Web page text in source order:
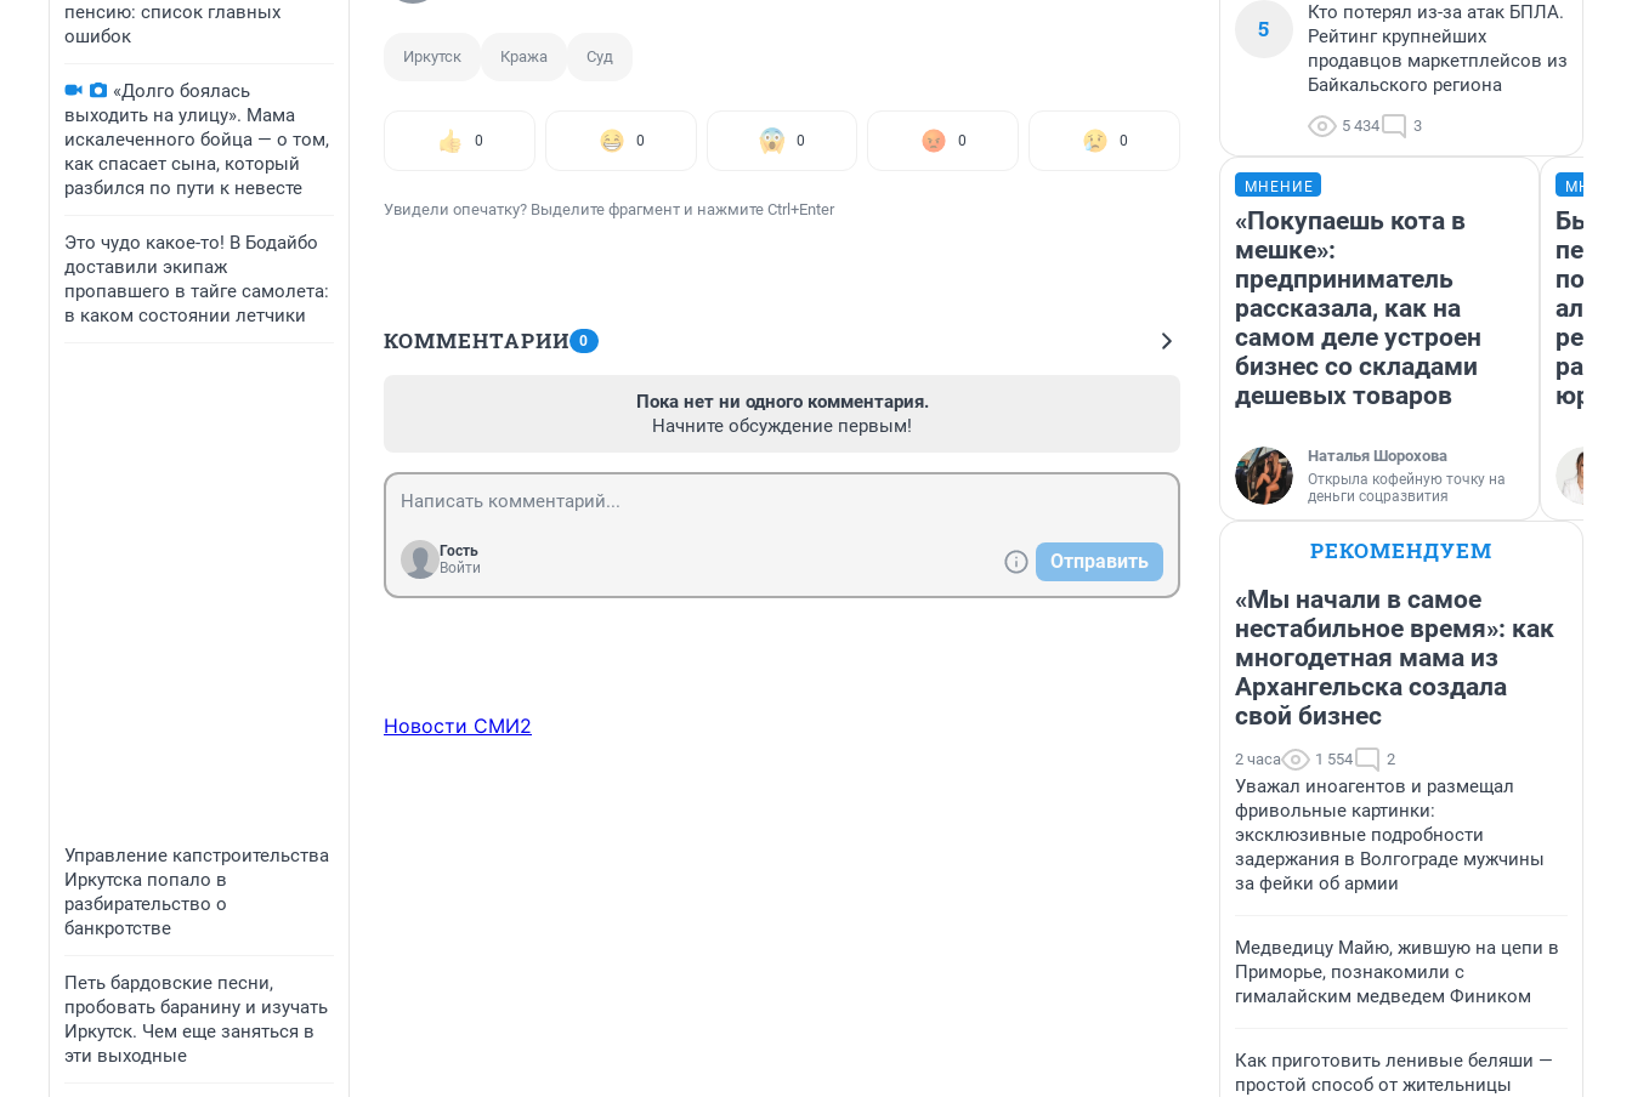
пенсию: список главных
ошибок
«Долго боялась
выходить на улицу». Мама
искалеченного бойца — о том,
как спасает сына, который
разбился по пути к невесте
Это чудо какое-то! В Бодайбо
доставили экипаж
пропавшего в тайге самолета:
в каком состоянии летчики
Управление капстроительства
Иркутска попало в
разбирательство о
банкротстве
Петь бардовские песни,
пробовать баранину и изучать
Иркутск. Чем еще заняться в
эти выходные
Иркутск Кража Суд
0 0 0 0 0
Увидели опечатку? Выделите фрагмент и нажмите Ctrl+Enter
КОММЕНТАРИИ 0
Пока нет ни одного комментария.
Начните обсуждение первым!
Гость
Войти
Отправить
Новости СМИ2
5
Кто потерял из-за атак БПЛА.
Рейтинг крупнейших
продавцов маркетплейсов из
Байкальского региона
5 434 3
МНЕНИЕ
«Покупаешь кота в
мешке»:
предприниматель
рассказала, как на
самом деле устроен
бизнес со складами
дешевых товаров
Наталья Шорохова
Открыла кофейную точку на
деньги соцразвития
Был
РЕКОМЕНДУЕМ
«Мы начали в самое
нестабильное время»: как
многодетная мама из
Архангельска создала
свой бизнес
2 часа 1 554 2
Уважал иноагентов и размещал
фривольные картинки:
эксклюзивные подробности
задержания в Волгограде мужчины
за фейки об армии
Медведицу Майю, жившую на цепи в
Приморье, познакомили с
гималайским медведем Фиником
Как приготовить ленивые беляши —
простой способ от жительницы